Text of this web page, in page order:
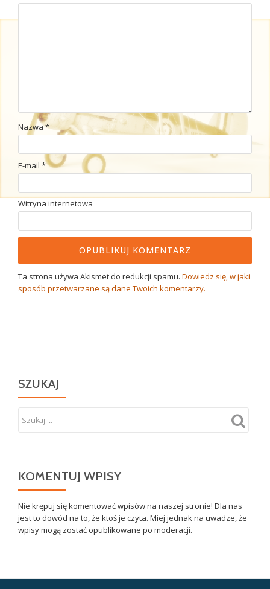
Nazwa*
E-mail *
Witryna internetowa
Ta strona używa Akismet do redukcji spamu. Dowiedz się, w jaki
sposób przetwarzane są dane Twoich komentarzy.
SZUKAJ
KOMENTUJ WPISY
Nie krępuj się komentować wpisów na naszej stronie! Dla nas
jest to dowód na to, że ktoś je czyta. Miej jednak na uwadze, że
wpisy mogą zostać opublikowane po moderacji.